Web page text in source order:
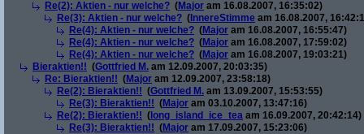
Re(2): Aktien - nur welche? (Major am 16.08.2007, 16:35:02)
Re(3): Aktien - nur welche? ( InnereStimme am 16.08.2007,
Re(4): Aktien - nur welche? (Major am 16.08.2007, 16:55:47)
Re(4): Aktien - nur welche? (Major am 16.08.2007, 17:59:02)
Re(4): Aktien - nur welche? (Major am 16.08.2007, 19:03:21)
Bieraktien!! (Gottfried M. am 12.09.2007, 20:03:35)
Re: Bieraktien!! (Major am 12.09.2007, 23:58:18)
Re(2): Bieraktien!! (Gottfried M. am 13.09.2007, 15:53:55)
Re(3): Bieraktien!! (Major am 03.10.2007, 13:47:16)
Re(2): Bieraktien!! ( long_island_ice_tea am 16.09.2007, 20:42:14)
Re(3): Bieraktien!! (Major am 17.09.2007, 15:23:06)